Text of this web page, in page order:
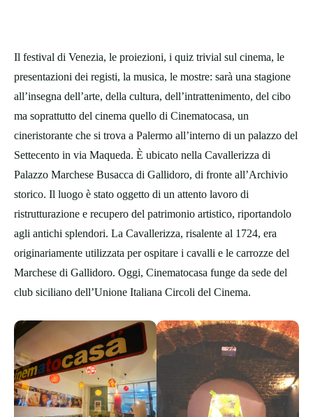
Il festival di Venezia, le proiezioni, i quiz trivial sul cinema, le
presentazioni dei registi, la musica, le mostre: sarà una stagione
all’insegna dell’arte, della cultura, dell’intrattenimento, del cibo
ma soprattutto del cinema quello di Cinematocasa, un
cineristorante che si trova a Palermo all’interno di un palazzo del
Settecento in via Maqueda. È ubicato nella Cavallerizza di
Palazzo Marchese Busacca di Gallidoro, di fronte all’Archivio
storico. Il luogo è stato oggetto di un attento lavoro di
ristrutturazione e recupero del patrimonio artistico, riportandolo
agli antichi splendori. La Cavallerizza, risalente al 1724, era
originariamente utilizzata per ospitare i cavalli e le carrozze del
Marchese di Gallidoro. Oggi, Cinematocasa funge da sede del
club siciliano dell’Unione Italiana Circoli del Cinema.